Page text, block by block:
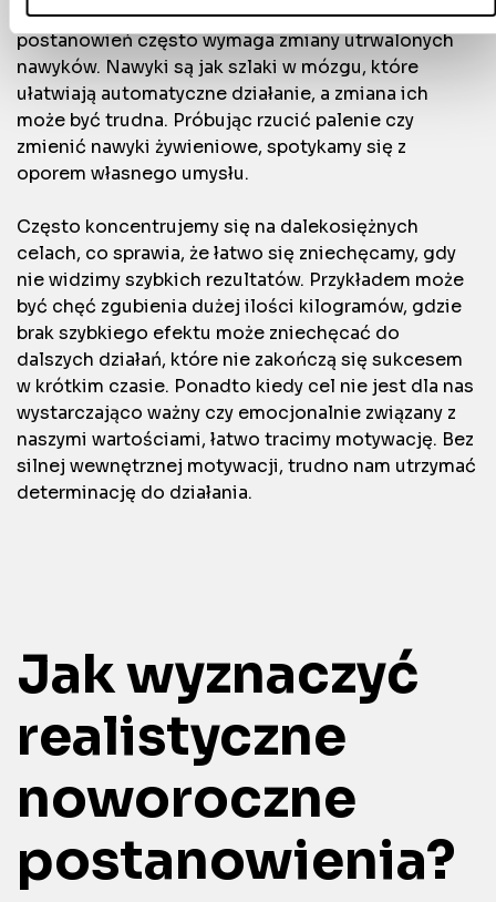
czy gotowe dania z braku czasu. Dotrzymanie
postanowień często wymaga zmiany utrwalonych
nawyków. Nawyki są jak szlaki w mózgu, które
ułatwiają automatyczne działanie, a zmiana ich
może być trudna. Próbując rzucić palenie czy
zmienić nawyki żywieniowe, spotykamy się z
oporem własnego umysłu.
Często koncentrujemy się na dalekosiężnych
celach, co sprawia, że łatwo się zniechęcamy, gdy
nie widzimy szybkich rezultatów. Przykładem może
być chęć zgubienia dużej ilości kilogramów, gdzie
brak szybkiego efektu może zniechęcać do
dalszych działań, które nie zakończą się sukcesem
w krótkim czasie. Ponadto kiedy cel nie jest dla nas
wystarczająco ważny czy emocjonalnie związany z
naszymi wartościami, łatwo tracimy motywację. Bez
silnej wewnętrznej motywacji, trudno nam utrzymać
determinację do działania.
Jak wyznaczyć
realistyczne
noworoczne
postanowienia?